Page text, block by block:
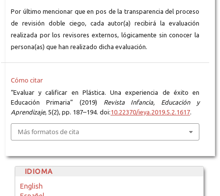
Por último mencionar que en pos de la transparencia del proceso
de revisión doble ciego, cada autor(a) recibirá la evaluación
realizada por los revisores externos, lógicamente sin conocer la
persona(as) que han realizado dicha evaluación.
Cómo citar
“Evaluar y calificar en Plástica. Una experiencia de éxito en
Educación Primaria” (2019)
Revista Infancia, Educación y
Aprendizaje, 5(2), pp. 187–194. doi:10.22370/ieya.2019.5.2.1617.
Más formatos de cita
IDIOMA
English